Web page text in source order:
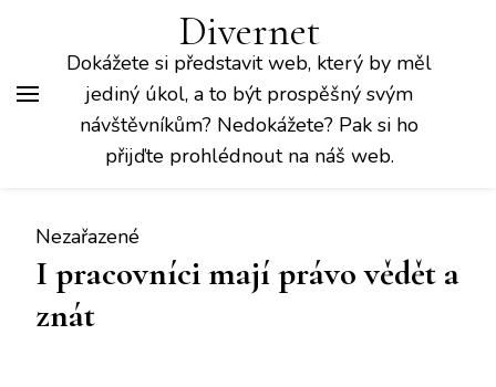
Divernet
Dokážete si představit web, který by měl
jediný úkol, a to být prospěšný svým
návštěvníkům? Nedokážete? Pak si ho
přijďte prohlédnout na náš web.
Nezařazené
I pracovníci mají právo vědět a
znát